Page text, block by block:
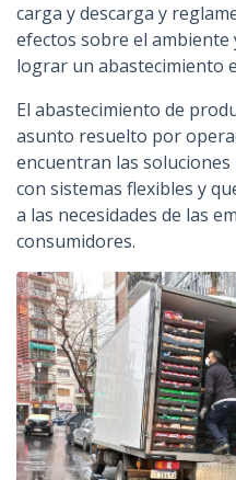
carga y descarga y
efectos sobre el ambiente
lograr un abastecimiento
El abastecimiento de
asunto resuelto por
encuentran las
con sistemas flexibles y
a las necesidades de las
consumidores.